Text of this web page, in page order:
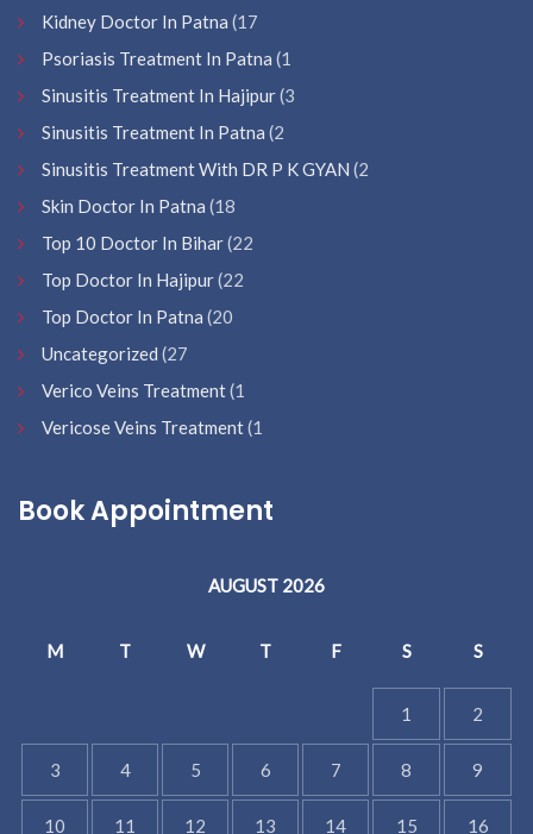
Kidney Doctor In Patna (17
Psoriasis Treatment In Patna (1
Sinusitis Treatment In Hajipur(3
Sinusitis Treatment In Patna (2
Sinusitis Treatment With DR P K GYAN (2
Skin Doctor In Patna (18
Top 10 Doctor In Bihar(22
Top Doctor In Hajipur(22
Top Doctor In Patna (20
Uncategorized (27
Verico Veins Treatment(1
Vericose Veins Treatment(1
Book Appointment
AUGUST 2026
M T W T F S S
1 2
3 4 5 6 7 8 9
10 11 12 13 14 15 16